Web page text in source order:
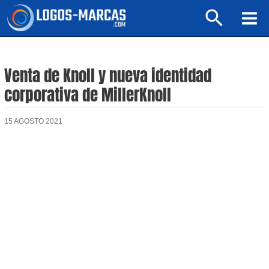
Buscar
Venta de Knoll y nueva identidad
corporativa de MillerKnoll
15 AGOSTO 2021